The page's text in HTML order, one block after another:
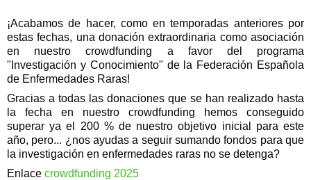
¡Acabamos de hacer, como en temporadas anteriores por
estas fechas, una donación extraordinaria como asociación
en nuestro crowdfunding a favor del programa
"Investigación y Conocimiento" de la Federación Española
de Enfermedades Raras!
Gracias a todas las donaciones que se han realizado hasta
la fecha en nuestro crowdfunding hemos conseguido
superar ya el 200 % de nuestro objetivo inicial para este
año, pero... ¿nos ayudas a seguir sumando fondos para que
la investigación en enfermedades raras no se detenga?
Enlace crowdfunding 2025